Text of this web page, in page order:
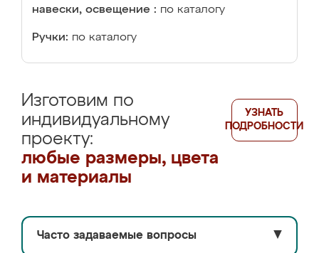
навески, освещение : по каталогу
Ручки: по каталогу
Изготовим по
индивидуальному
проекту:
любые размеры, цвета
и материалы
УЗНАТЬ
ПОДРОБНОСТИ
Часто задаваемые вопросы ▼